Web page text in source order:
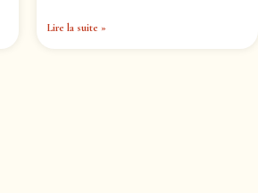
Lire la suite »